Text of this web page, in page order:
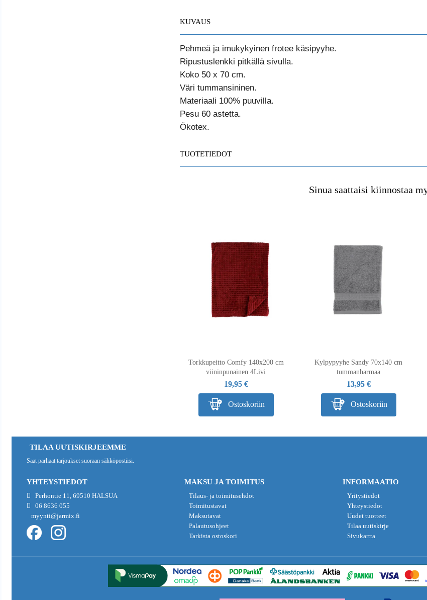
KUVAUS
Pehmeä ja imukykyinen frotee käsipyyhe.
Ripustuslenkki pitkällä sivulla.
Koko 50 x 70 cm.
Väri tummansininen.
Materiaali 100% puuvilla.
Pesu 60 astetta.
Ökotex.
TUOTETIEDOT
Sinua saattaisi kiinnostaa
Torkkupeitto Comfy 140x200 cm
viininpunainen 4Livi
19,95 €
Ostoskoriin
Kylpypyyhe Sandy 70x140 cm
tummanharmaa
13,95 €
Ostoskoriin
TILAA UUTISKIRJEEMME
Saat parhaat tarjoukset suoraan sähköpostiisi.
YHTEYSTIEDOT
Perhontie 11, 69510 HALSUA
06 8636 055
myynti@jarmix.fi
MAKSU JA TOIMITUS
Tilaus- ja toimitusehdot
Toimitustavat
Maksutavat
Palautusohjeet
Tarkista ostoskori
INFORMAATIO
Yritystiedot
Yhteystiedot
Uudet tuotteet
Tilaa uutiskirje
Sivukartta